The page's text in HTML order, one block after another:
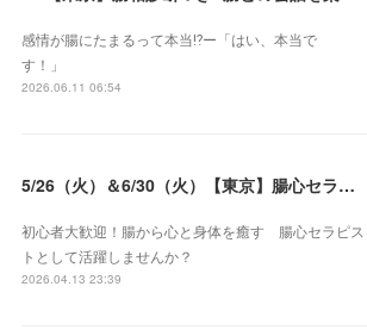
感情が腸にたまるって本当⁉️ー「はい、本当で
す！」
2026.06.11 06:54
5/26（火）＆6/30（火）【東京】腸心セラピスト養成コース《２日間コース》開講決定
初心者大歓迎！腸から心と身体を癒す 腸心セラピス
トとして活躍しませんか？
2026.04.13 23:39